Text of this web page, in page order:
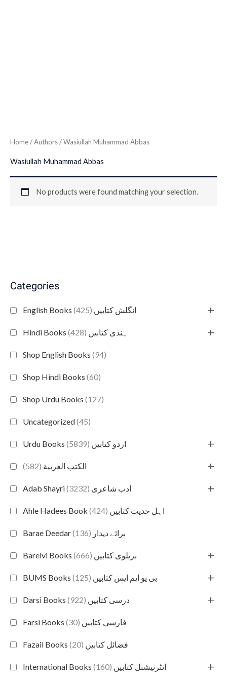
Categories
English Books انگلش کتابیں (425) +
Hindi Books ہندی کتابیں (428) +
Shop English Books (94)
Shop Hindi Books (60)
Shop Urdu Books (127)
Uncategorized(45)
Urdu Books اردو کتابیں (5839) +
الكتب العربية (582) +
Adab Shayri ادب شاعری (3232) +
Ahle Hadees Book اہل حدیث کتابیں (424)
Barae Deedar برائے دیدار (136)
Barelvi Books بریلوی کتابیں (666) +
BUMS Books بی یو ایم ایس کتابیں (125) +
Darsi Books درسی کتابیں (922) +
Farsi Books فارسی کتابیں (30)
Fazail Books فضائل کتابیں (20)
International Books انٹرنیشنل کتابیں (160) +
Home/ Authors / Wasiullah Muhammad Abbas
Wasiullah Muhammad Abbas
No products were found matching your selection.